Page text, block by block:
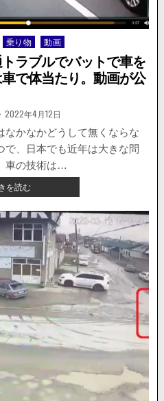
乗り物 動画
トラブルでバットで車を
で体当たり。動画が公
掲
載
日：
2022年4月12日
なかなかどうして無くならな
で、日本でも近年は大きな問
車の技術は…
を読む【海
外
ニ
ュ
ー
ス】
交
通
ト
ブ
ル
で
バ
ト